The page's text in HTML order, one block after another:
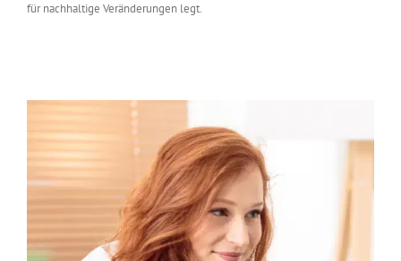
für nachhaltige Veränderungen legt.